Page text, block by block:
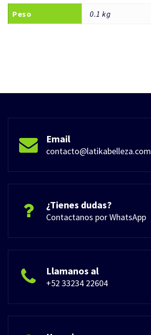
Peso 0.1 kg
Email
contacto@latikabelleza.com
¿Tienes dudas?
Contactanos por WhatsApp
Llamanos al
+52 33234 22604